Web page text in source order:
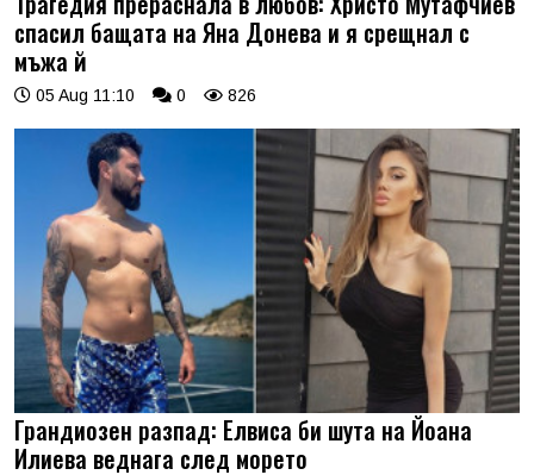
спасил бащата на Яна Донева и я срещнал с
мъжа й
05 Aug 11:10 0 826
Грандиозен разпад: Елвиса би шута на Йоана
Илиева веднага след морето